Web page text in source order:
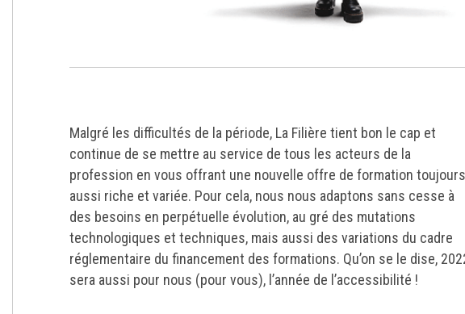
Malgré les difficultés de la période, La Filière tient bon le cap et
continue de se mettre au service de tous les acteurs de la
profession en vous offrant une nouvelle offre de formation toujours
aussi riche et variée. Pour cela, nous nous adaptons sans cesse à
des besoins en perpétuelle évolution, au gré des mutations
technologiques et techniques, mais aussi des variations du cadre
réglementaire du financement des formations. Qu’on se le dise,
sera aussi pour nous (pour vous), l’année de l’accessibilité !